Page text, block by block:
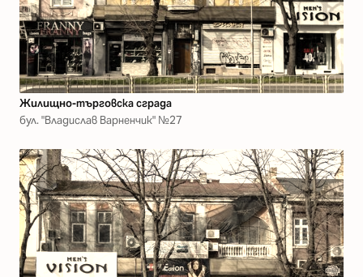
Жилищно-търговска сграда
бул. "Владислав Варненчик" №27